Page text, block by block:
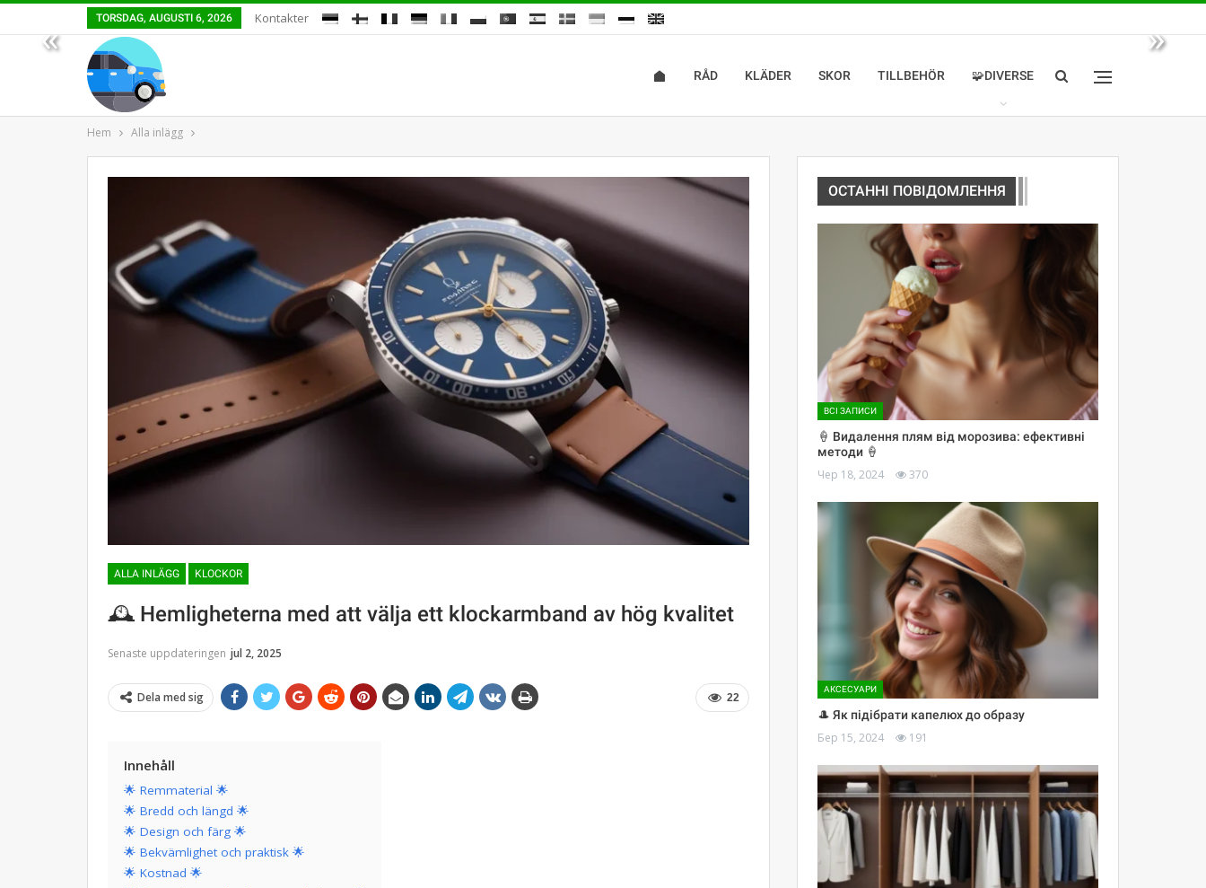
« »
TORSDAG, AUGUSTI 6, 2026 Kontakter
RÅD KLÄDER SKOR TILLBEHÖR 🧩DIVERSE
Hem Alla inlägg
ALLA INLÄGG KLOCKOR
🕰 Hemligheterna med att välja ett klockarmband av hög kvalitet
Senaste uppdateringen jul 2, 2025
22
Dela med sig
Innehåll
🌟 Remmaterial 🌟
🌟 Bredd och längd 🌟
🌟 Design och färg 🌟
🌟 Bekvämlighet och praktisk 🌟
🌟 Kostnad 🌟
ОСТАННІ ПОВІДОМЛЕННЯ
ВСІ ЗАПИСИ
🍦 Видалення плям від морозива: ефективні
методи 🍦
Чер 18, 2024 370
АКСЕСУАРИ
🎩 Як підібрати капелюх до образу
Бер 15, 2024 191